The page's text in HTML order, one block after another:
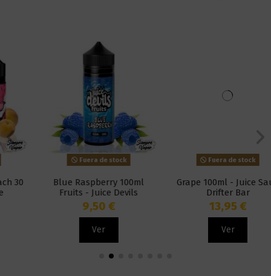
Fuera de stock
Blue Raspberry 100ml
Fruits - Juice Devils
9,50 €
Fuera de stock
Grape 100ml - Juice Sauz
Drifter Bar
13,95 €